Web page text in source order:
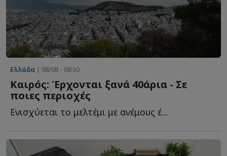
Ελλάδα | 08/08 - 08:30
Καιρός: Έρχονται ξανά 40άρια - Σε
ποιες περιοχές
Ενισχύεται το μελτέμι με ανέμους έ...